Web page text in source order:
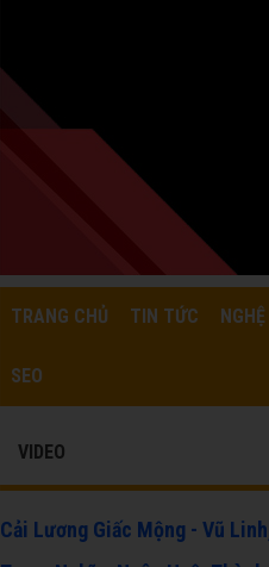
TRANG CHỦ TIN TỨC
SEO
VIDEO
Cải Lương Giấc Mộng - Vũ